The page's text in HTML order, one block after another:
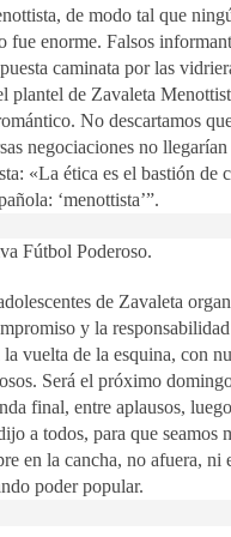
de modo tal que
fue enorme. Falsos
caminata por las
plantel de Zavaleta
No descartamos
negociaciones no
«La ética es el bastión
‘menottista’”.
de Zavaleta
y la
vuelta de la esquina, con
Será el próximo
final, entre aplausos,
a todos, para que
en la cancha, no afuera,
poder popular.